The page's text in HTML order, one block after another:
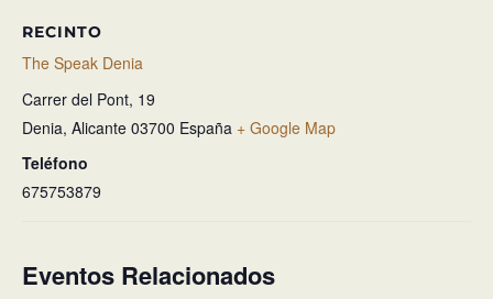
RECINTO
The Speak Denia
Carrer del Pont, 19
Denia, Alicante 03700 España + Google Map
Teléfono
675753879
Eventos Relacionados